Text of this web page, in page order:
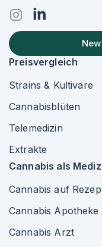
Preisvergleich
Strains & Kultivare
Cannabisblüten
Telemedizin
Extrakte
Cannabis als
Cannabis auf
Cannabis Apotheke
Cannabis Arzt